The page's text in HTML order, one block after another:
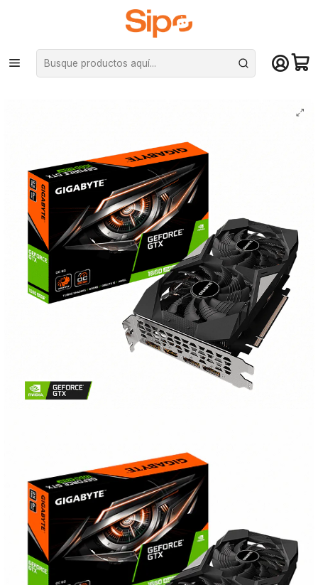
¡Compra hasta mediodía y recibe hoy! De lunes a sábado en el gran
Santiago. Envío gratis desde $29.990
Inicio Componentes PC Tarjeta de vídeo Nvidia GeForce
Tarjeta de video Gigabyte GeForce GTX 1660 SUPER, OC 6GB de GDDR6